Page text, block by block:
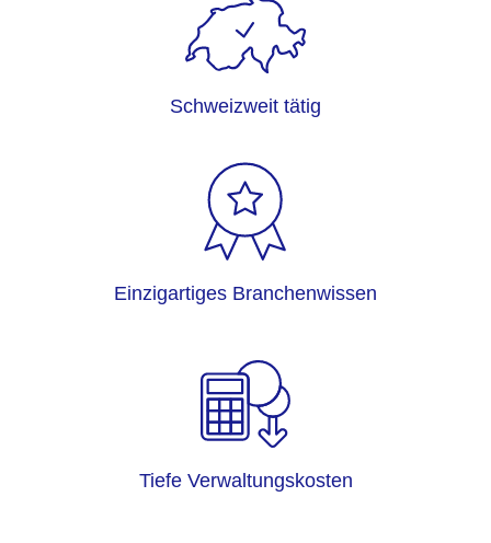
Schweizweit tätig
Einzigartiges Branchenwissen
Tiefe Verwaltungskosten